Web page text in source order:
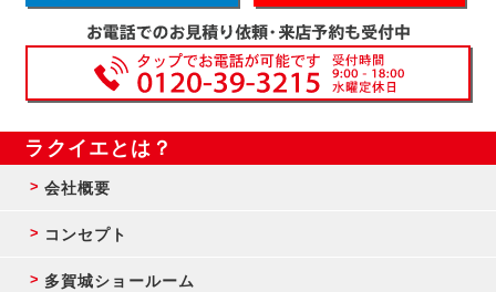
ラクイエとは？
会社概要
コンセプト
多賀城ショールーム